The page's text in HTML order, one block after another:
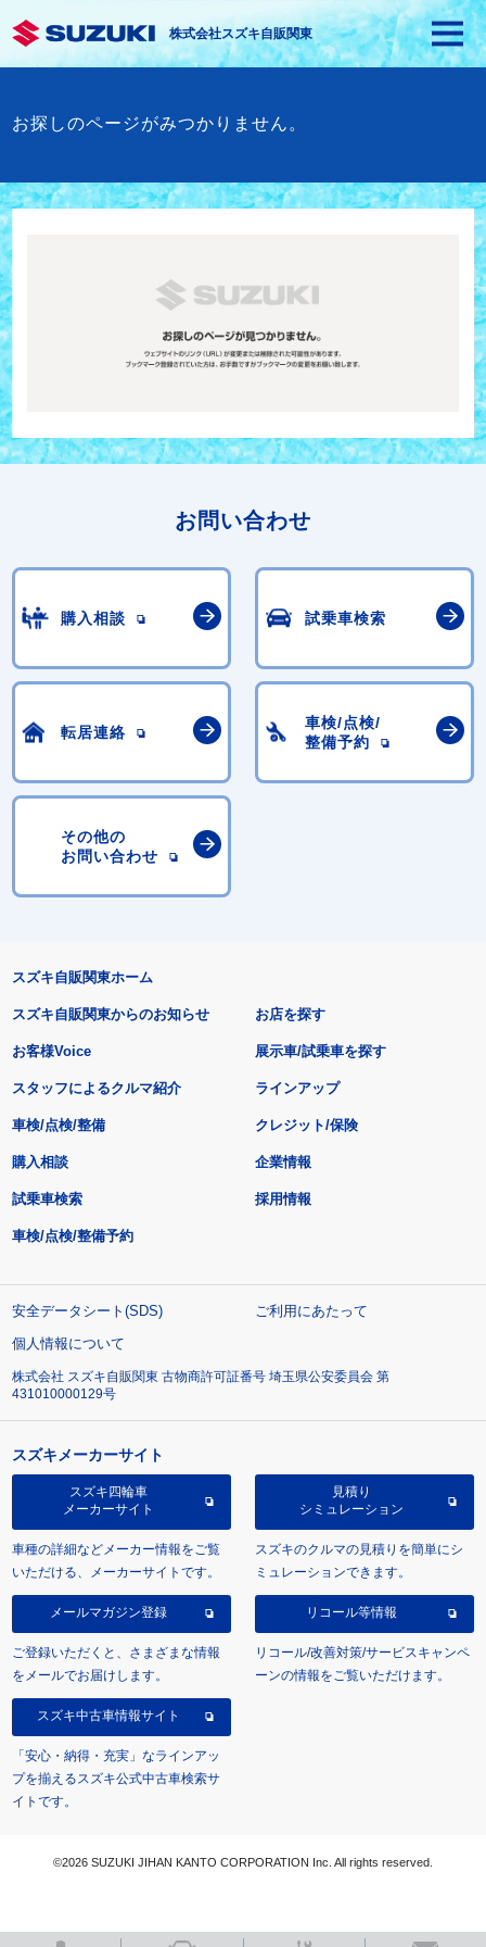
株式会社スズキ自販関東
お探しのページがみつかりません。
お問い合わせ
購入相談 試乗車検索
転居連絡
車検/点検/
整備予約
その他の
お問い合わせ
スズキ自販関東ホーム
スズキ自販関東からのお知らせ
お客様Voice
スタッフによるクルマ紹介
お店を探す
展示車/試乗車を探す
ラインアップ
車検/点検/整備 クレジット/保険
購入相談
試乗車検索
車検/点検/整備予約
企業情報
採用情報
安全データシート(SDS)
ご利用にあたって
個人情報について
株式会社 スズキ自販関東 古物商許可証番号 埼玉県公安委員会 第
431010000129号
スズキメーカーサイト
スズキ四輪車
メーカーサイト
車種の詳細などメーカー情報をご覧
いただける、メーカーサイトです。
見積り
シミュレーション
スズキのクルマの見積りを簡単にシ
ミュレーションできます。
メールマガジン登録
ご登録いただくと、さまざまな情報
をメールでお届けします。
リコール等情報
リコール/改善対策/サービスキャンペ
ーンの情報をご覧いただけます。
スズキ中古車情報サイト
「安心・納得・充実」なラインアッ
プを揃えるスズキ公式中古車検索サ
イトです。
©2026 SUZUKI JIHAN KANTO CORPORATION Inc. All rights reserved.